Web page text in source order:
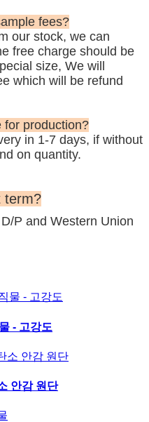
fees?
our stock, we can
free charge should be
size, We will
which will be refund
for production?
in 1-7 days, if without
on quantity.
term?
P and Western Union
- 고강도
안감 원단